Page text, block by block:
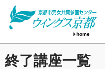
home
終了講座一覧